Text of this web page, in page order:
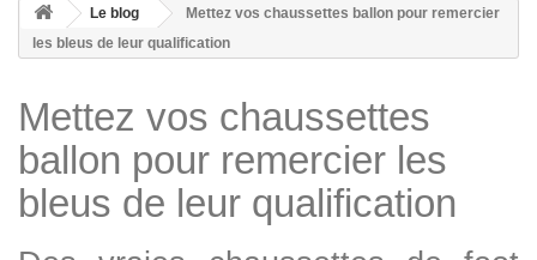
Le blog
Mettez vos chaussettes ballon pour remercier
les bleus de leur qualification
Mettez vos chaussettes
ballon pour remercier les
bleus de leur qualification